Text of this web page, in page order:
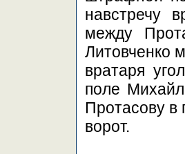
навстречу
между
Литовченко
вратаря
поле
Протасову в
ворот.